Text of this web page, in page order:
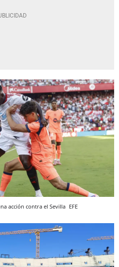
acción contra el Sevilla EFE